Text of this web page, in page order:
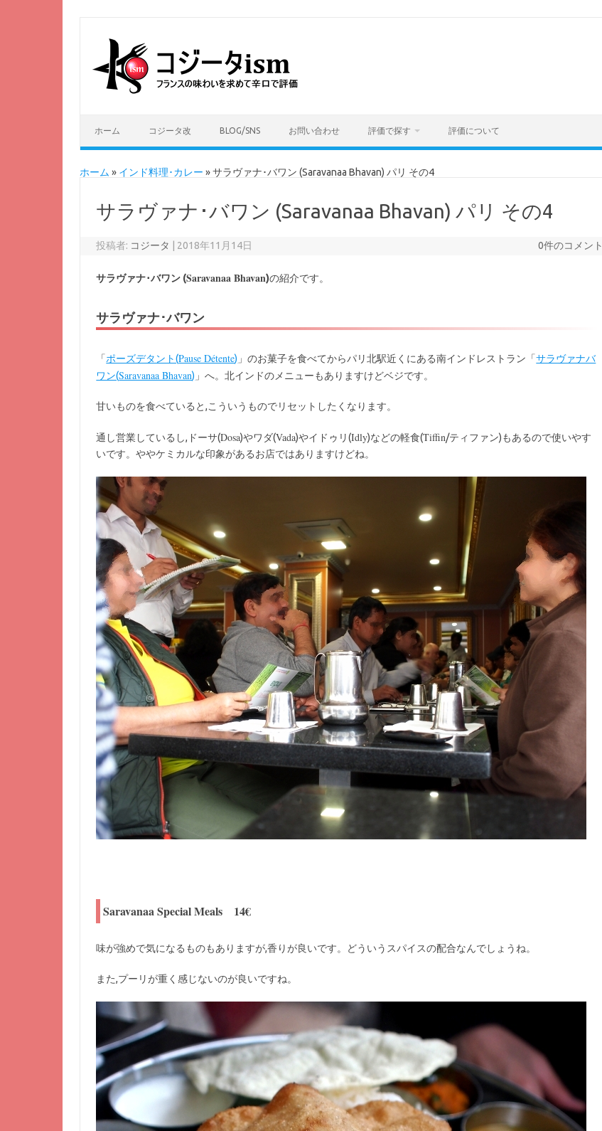
ホーム コジータ改 BLOG/SNS お問い合わせ 評価で探す 評価について
ホーム » インド料理･カレー »サラヴァナ･バワン (Saravanaa Bhavan) パリ その4
サラヴァナ･バワン (Saravanaa Bhavan) パリ その4
投稿者: コジータ 2018年11月14日 0件のコメント
サラヴァナ･バワン (Saravanaa Bhavan)の紹介です。
サラヴァナ･バワン
「ポーズデタント(Pause Détente) 」のお菓子を食べてからパリ北駅近くにある南インドレストラン「サラヴァナバ
ワン(Saravanaa Bhavan) 」へ。北インドのメニューもありますけどベジです。
甘いものを食べていると,こういうものでリセットしたくなります。
通し営業しているし,ドーサ(Dosa)やワダ(Vada)やイドゥリ(Idly)などの軽食(Tiffin/ティファン)もあるので使いやす
いです。ややケミカルな印象があるお店ではありますけどね。
Saravanaa Special Meals 14€
味が強めで気になるものもありますが,香りが良いです。どういうスパイスの配合なんでしょうね。
また,プーリが重く感じないのが良いですね。